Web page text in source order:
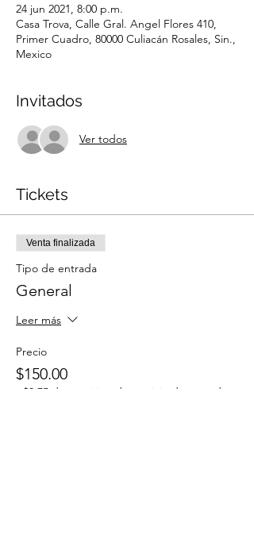
24 jun 2021, 8:00 p.m.
Casa Trova, Calle Gral. Angel Flores 410,
Primer Cuadro, 80000 Culiacán Rosales, Sin.,
Mexico
Invitados
Ver todos
Tickets
Venta finalizada
Tipo de entrada
General
Leer más
Precio
$150.00
+$3.75 de comisión de servicio de entradas